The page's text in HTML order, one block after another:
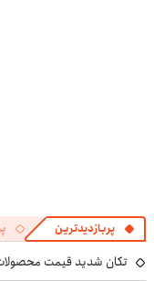
پربازدیدترین
تکان شدید قیمت محصولات